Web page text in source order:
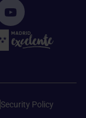
Security Policy